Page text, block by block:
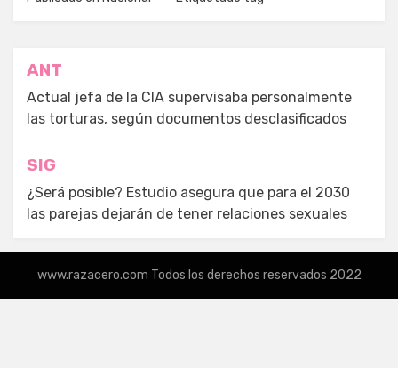
Navegación
de
entradas
ANT
Actual jefa de la CIA supervisaba personalmente
las torturas, según documentos desclasificados
SIG
¿Será posible? Estudio asegura que para el 2030
las parejas dejarán de tener relaciones sexuales
www.razacero.com Todos los derechos reservados 2022
Tema Amphibious porTemplatePocket ⋅Funciona conWordPress